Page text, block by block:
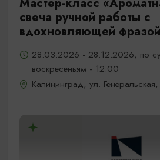
свеча ручной работы с
вдохновляющей
28.03.2026 - 28.12.2026, по
воскресеньям - 12:00
Калининград, ул.